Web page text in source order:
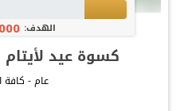
الهدف:
كسوة عيد
عام - كافة